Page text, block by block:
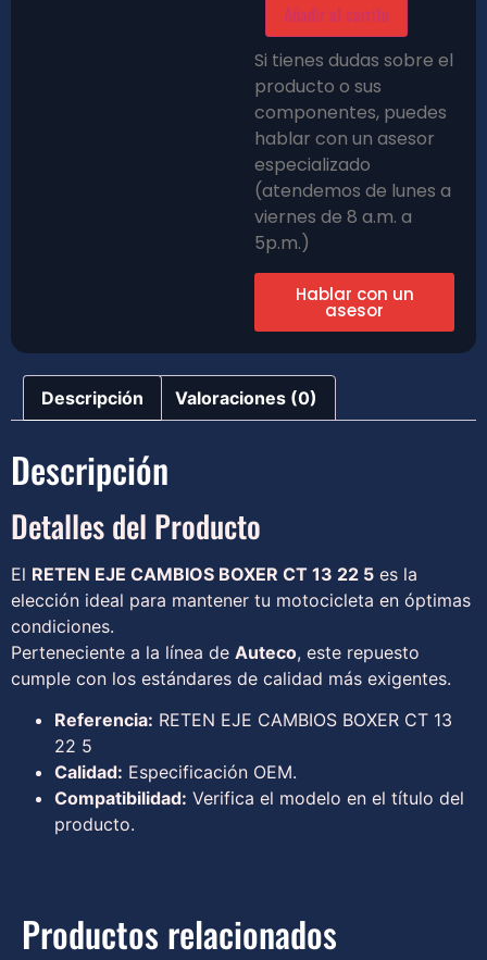
Añadir al carrito
Si tienes dudas sobre el
producto o sus
componentes, puedes
hablar con un asesor
especializado
(atendemos de lunes a
viernes de 8 a.m. a
5p.m.)
Hablar con un
asesor
Descripción Valoraciones (0)
Descripción
Detalles del Producto
El RETEN EJE CAMBIOS BOXER CT 13 22 5 es la
elección ideal para mantener tu motocicleta en óptimas
condiciones.
Perteneciente a la línea de Auteco, este repuesto
cumple con los estándares de calidad más exigentes.
Referencia: RETEN EJE CAMBIOS BOXER CT 13
22 5
Calidad: Especificación OEM.
Compatibilidad: Verifica el modelo en el título del
producto.
Productos relacionados